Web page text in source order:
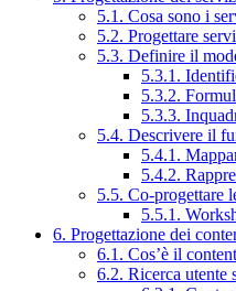
5.1. Cosa sono i
5.2. Progettare
5.3. Definire il
5.3.1.
5.3.2.
5.3.3.
5.4. Descrivere il
5.4.1.
5.4.2.
5.5. Co-progettare
5.5.1.
6. Progettazione dei
6.1. Cos’è il
6.2. Ricerca utente